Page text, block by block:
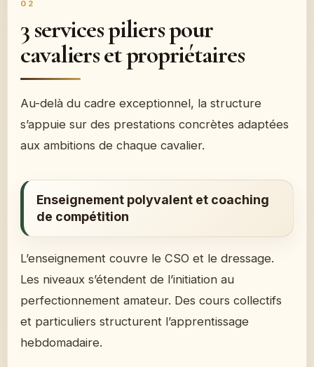
3 services piliers pour
cavaliers et propriétaires
Au-delà du cadre exceptionnel, la structure
s’appuie sur des prestations concrètes adaptées
aux ambitions de chaque cavalier.
Enseignement polyvalent et coaching
de compétition
L’enseignement couvre le CSO et le dressage.
Les niveaux s’étendent de l’initiation au
perfectionnement amateur. Des cours collectifs
et particuliers structurent l’apprentissage
hebdomadaire.